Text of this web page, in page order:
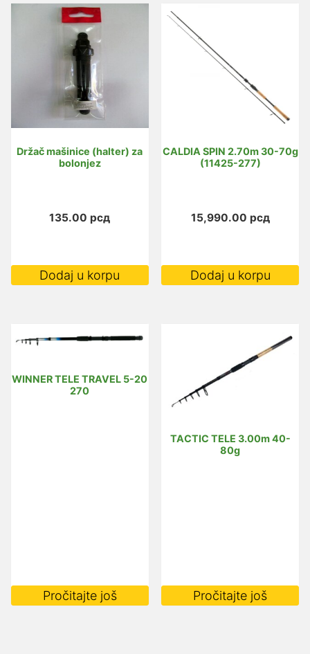
Držač mašinice (halter) za
bolonjez
135.00 рсд
Dodaj u korpu
CALDIA SPIN 2.70m 30-70g
(11425-277)
15,990.00 рсд
Dodaj u korpu
WINNER TELE TRAVEL 5-20
270
Pročitajte još
TACTIC TELE 3.00m 40-
80g
Pročitajte još